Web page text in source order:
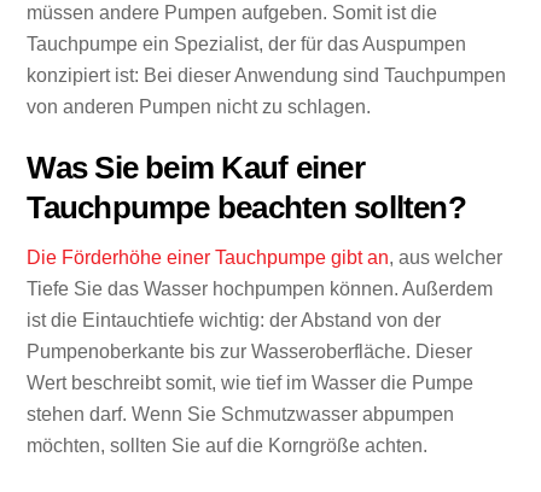
müssen andere Pumpen aufgeben. Somit ist die
Tauchpumpe ein Spezialist, der für das Auspumpen
konzipiert ist: Bei dieser Anwendung sind Tauchpumpen
von anderen Pumpen nicht zu schlagen.
Was Sie beim Kauf einer
Tauchpumpe beachten sollten?
Die Förderhöhe einer Tauchpumpe gibt an, aus welcher
Tiefe Sie das Wasser hochpumpen können. Außerdem
ist die Eintauchtiefe wichtig: der Abstand von der
Pumpenoberkante bis zur Wasseroberfläche. Dieser
Wert beschreibt somit, wie tief im Wasser die Pumpe
stehen darf. Wenn Sie Schmutzwasser abpumpen
möchten, sollten Sie auf die Korngröße achten.